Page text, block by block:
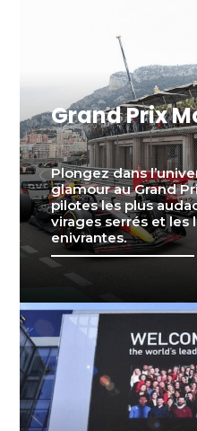
Grand Prix
Plongez dans
glamour au Grand
pilotes les plus
virages serrés et les
enivrantes.